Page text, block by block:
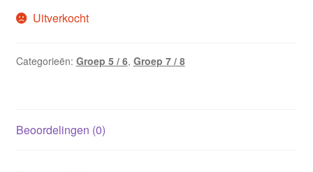
Uitverkocht
Categorieën: Groep 5 / 6, Groep 7 / 8
Beoordelingen (0)